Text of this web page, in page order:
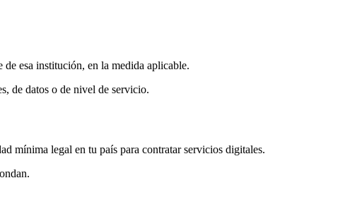
de esa institución, en la medida aplicable.
de datos o de nivel de servicio.
mínima legal en tu país para contratar servicios digitales.